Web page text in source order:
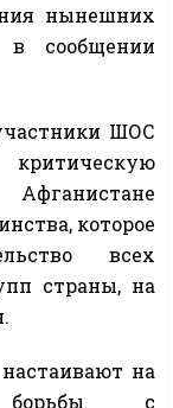
нынешних
в сообщении
ШОС
которое
всех
страны, на
на
борьбы с